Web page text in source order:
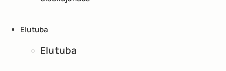
Elutuba
Elutuba